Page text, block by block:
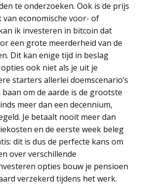
te onderzoeken. Ook is de prijs
economische voor- of
ik investeren in bitcoin dat
een grote meerderheid van de
Dit kan enige tijd in beslag
ook niet als je uit je
starters allerlei doemscenario’s
om de aarde is de grootste
meer dan een decennium,
Je betaalt nooit meer dan
en de eerste week beleg
dit is dus de perfecte kans om
over verschillende
opties bouw je pensioen
verzekerd tijdens het werk.